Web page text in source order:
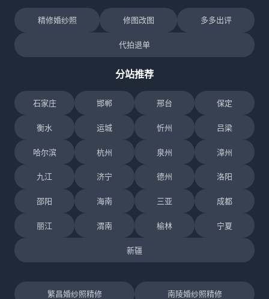
精修婚纱照 修图改图 多多出评
代拍退单
分站推荐
石家庄 邯郸 邢台 保定
衡水 运城 忻州 吕梁
哈尔滨 杭州 泉州 漳州
九江 济宁 德州 洛阳
邵阳 海南 三亚 成都
丽江 渭南 榆林 宁夏
新疆
繁昌婚纱照精修 南陵婚纱照精修